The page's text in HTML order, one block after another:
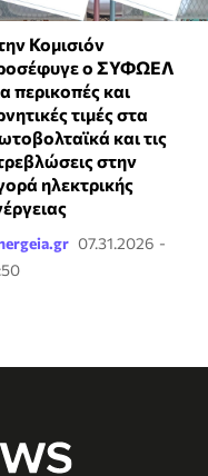
Κομισιόν
ο ΣΥΦΩΕΛ
περικοπές και
τιμές στα
και τις
στην
ηλεκτρικής
07.31.2026 -